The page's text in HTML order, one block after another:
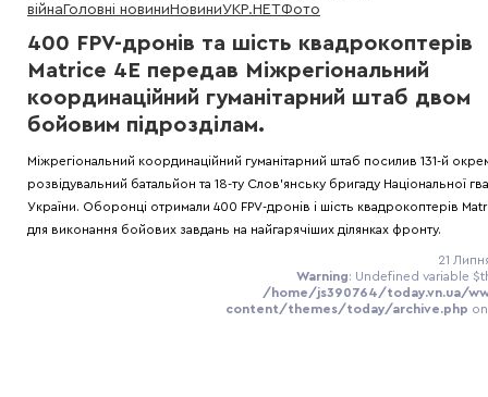
війна Головні новини НовиниУКР.НЕТФото
400 FPV-дронів та шість квадрокоптерів
Matrice 4E передав Міжрегіональний
координаційний гуманітарний штаб двом
бойовим підрозділам.
Міжрегіональний координаційний гуманітарний штаб посилив 131-й
розвідувальний батальйон та 18-ту Слов'янську бригаду Національної
України. Оборонці отримали 400 FPV-дронів і шість квадрокоптерів
для виконання бойових завдань на найгарячіших ділянках фронту.
21
Warning: Undefined variable
/home/js390764/today.vn.ua/
content/themes/today/archive.php